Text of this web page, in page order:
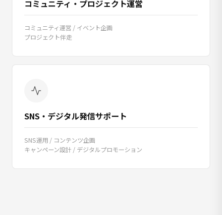
コミュニティ・プロジェクト運営
コミュニティ運営 / イベント企画
プロジェクト伴走
SNS・デジタル発信サポート
SNS運用 / コンテンツ企画
キャンペーン設計 / デジタルプロモーション